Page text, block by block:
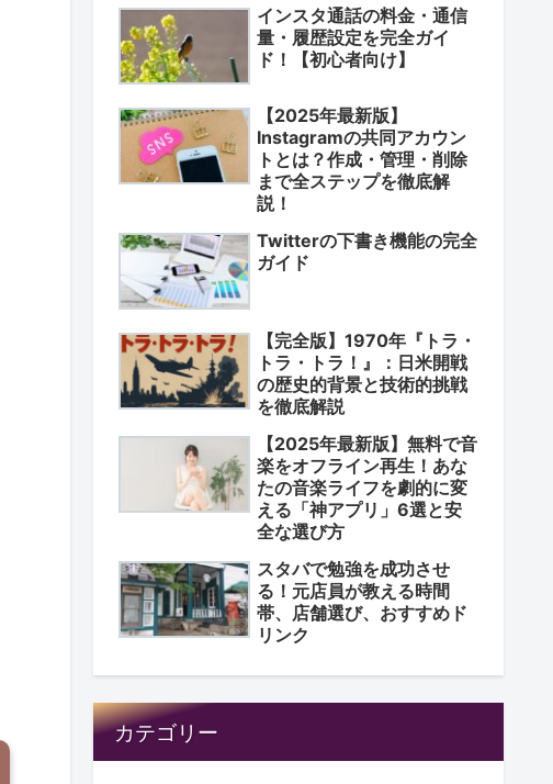
インスタ通話の料金・通信
量・履歴設定を完全ガイ
ド！【初心者向け】
【2025年最新版】
Instagramの共同アカウン
トとは？作成・管理・削除
まで全ステップを徹底解
説！
Twitterの下書き機能の完全
ガイド
【完全版】1970年『トラ・
トラ・トラ！』：日米開戦
の歴史的背景と技術的挑戦
を徹底解説
【2025年最新版】無料で音
楽をオフライン再生！あな
たの音楽ライフを劇的に変
える「神アプリ」6選と安
全な選び方
スタバで勉強を成功させ
る！元店員が教える時間
帯、店舗選び、おすすめド
リンク
カテゴリー